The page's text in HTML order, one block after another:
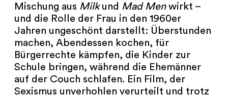
Mischung aus Milkund Mad Menwirkt –
und die Rolle der Frau in den 1960er
Jahren ungeschönt darstellt: Überstunden
machen, Abendessen kochen, für
Bürgerrechte kämpfen, die Kinder zur
Schule bringen, während die Ehemänner
auf der Couch schlafen. Ein Film, der
Sexismus unverhohlen verurteilt und trotz